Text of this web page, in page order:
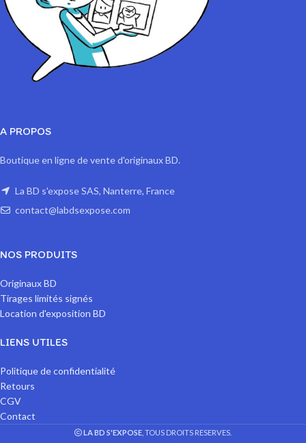
A PROPOS
Boutique en ligne de vente d'originaux BD.
La BD s'expose SAS, Nanterre, France
contact@labdsexpose.com
NOS PRODUITS
Originaux BD
Tirages limités signés
Location d'exposition BD
LIENS UTILES
Politique de confidentialité
Retours
CGV
Contact
LA BD S'EXPOSE , TOUS DROITS RESERVES.